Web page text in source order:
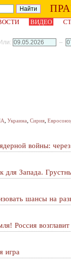
ВИДЕО
Или: –
, Украина, Сирия, Евросоюз
войны:
для Запада.
шансы на
Россия
игра